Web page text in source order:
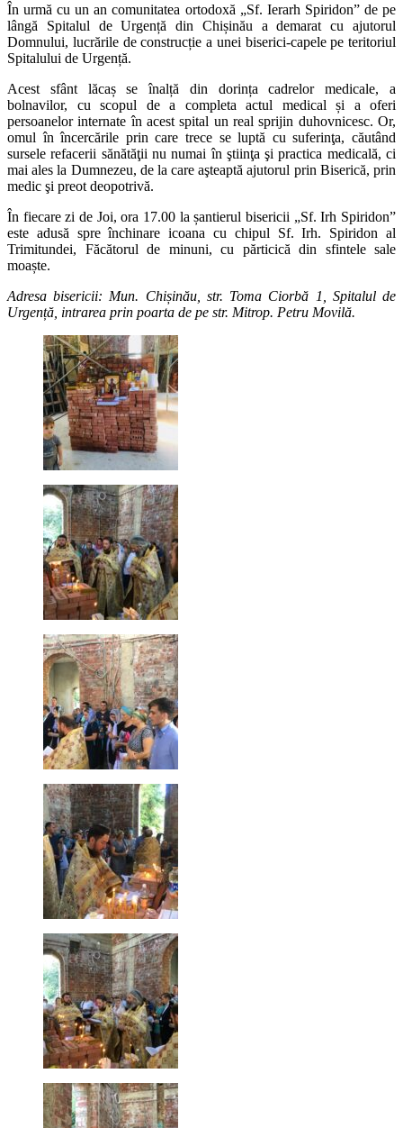
În urmă cu un an comunitatea ortodoxă „Sf. Ierarh Spiridon” de pe
lângă Spitalul de Urgență din Chișinău a demarat cu ajutorul
Domnului, lucrările de construcție a unei biserici-capele pe teritoriul
Spitalului de Urgență.
Acest sfânt lăcaș se înalță din dorința cadrelor medicale, a
bolnavilor, cu scopul de a completa actul medical și a oferi
persoanelor internate în acest spital un real sprijin duhovnicesc. Or,
omul în încercările prin care trece se luptă cu suferinţa, căutând
sursele refacerii sănătăţii nu numai în ştiinţa şi practica medicală, ci
mai ales la Dumnezeu, de la care aşteaptă ajutorul prin Biserică, prin
medic şi preot deopotrivă.
În fiecare zi de Joi, ora 17.00 la șantierul bisericii „Sf. Irh Spiridon”
este adusă spre închinare icoana cu chipul Sf. Irh. Spiridon al
Trimitundei, Făcătorul de minuni, cu părticică din sfintele sale
moaște.
Adresa bisericii: Mun. Chișinău, str. Toma Ciorbă 1, Spitalul de
Urgență, intrarea prin poarta de pe str. Mitrop. Petru Movilă.